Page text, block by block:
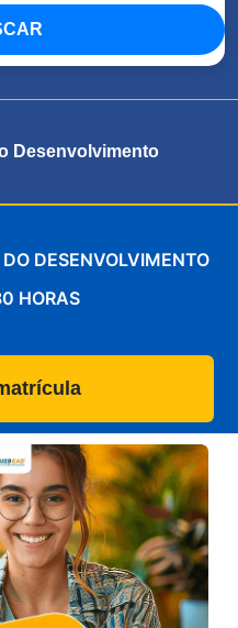
Desenvolvimento
DESENVOLVIMENTO
HORAS